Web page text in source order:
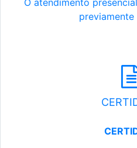
O atendimento
previamente